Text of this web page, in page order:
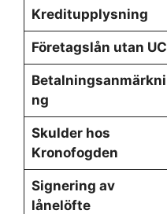
Kreditupplysning
Företagslån utan UC
Betalningsanmärkni
ng
Skulder hos
Kronofogden
Signering av
lånelöfte